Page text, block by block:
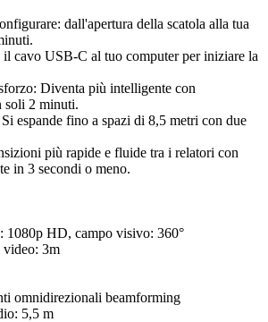
dall'apertura della scatola alla tua
cavo USB-C al tuo computer per iniziare la
Diventa più intelligente con
soli 2 minuti.
espande fino a spazi di 8,5 metri con due
più rapide e fluide tra i relatori con
in 3 secondi o meno.
1080p HD, campo visivo: 360°
video: 3m
omnidirezionali beamforming
5,5 m